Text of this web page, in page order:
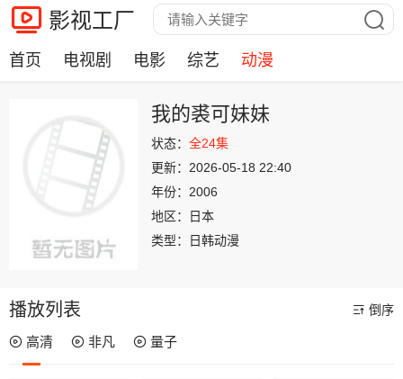
影视工厂
首页 电视剧 电影 综艺 动漫
我的裘可妹妹
状态： 全24集
更新： 2026-05-18 22:40
年份： 2006
地区：
日本
类型：
日韩动漫
播放列表 倒序
高清 非凡 量子